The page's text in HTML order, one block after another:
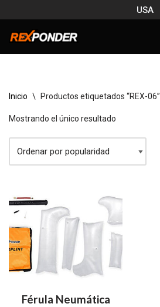
Saltar
USA
Inicio \ Productos etiquetados “REX-06”
Mostrando el único resultado
Férula Neumática